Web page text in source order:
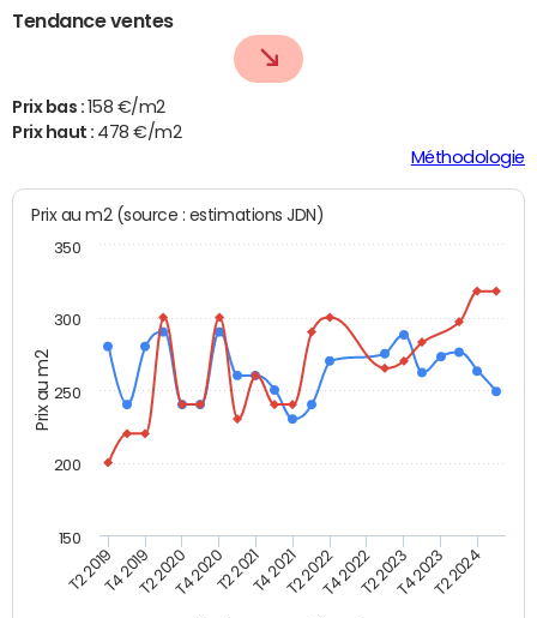
Tendance ventes
Prix bas : 158 €/m2
Prix haut : 478 €/m2
Méthodologie
Prix au m2
Prix au m2 (source : estimations JDN)
T2 2019T4 2019T2 2020T4 2020T2 2021T4 2021T2 2022T4 2022T2 2023T4 2023T2 2024
200
250
300
150
350